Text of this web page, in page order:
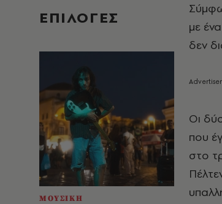
EΠΙΛΟΓΈΣ
ΜΟΥΣΙΚΗ
με
δεν
Οι
που
στο